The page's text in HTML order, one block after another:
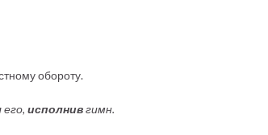
обороту.
исполнивгимн.